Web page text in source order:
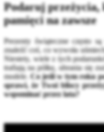
Podaruj przeżycia,
pamięci na zawsze
Prezenty świąteczne często
znaleźć coś, co wywoła
Niestety, wiele z tych
trafiają na półkę, ubrania się
modele.Co jeśli w tym roku
sprawi, że Twoi bliscy
wspominać przez lata?